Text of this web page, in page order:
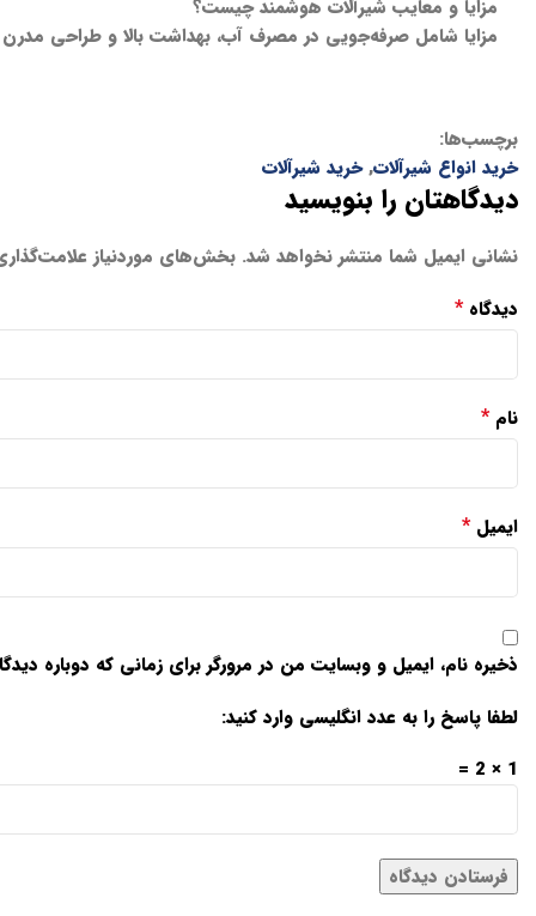
مزایا و معایب شیرآلات هوشمند چیست؟
مزایا شامل صرفه‌جویی در مصرف آب، بهداشت بالا و طراحی
برچسب‌ها:
خرید انواع شیرآلات,خرید شیرآلات
دیدگاهتان را بنویسید
نشانی ایمیل شما منتشر نخواهد شد. بخش‌های موردنیاز
دیدگاه*
نام*
ایمیل*
ذخیره نام، ایمیل و وبسایت من در مرورگر برای زمانی که دوباره
لطفا پاسخ را به عدد انگلیسی وارد کنید:
1 × 2 =